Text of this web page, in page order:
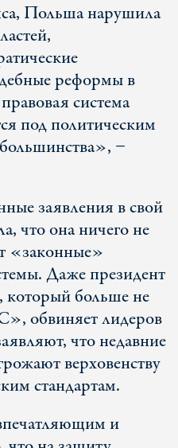
Польша нарушила
реформы в
система
под политическим
−
заявления в свой
что она ничего не
«законные»
Даже президент
больше не
обвиняет лидеров
что недавние
верховенству
стандартам.
и